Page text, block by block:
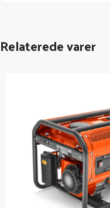
Relaterede varer